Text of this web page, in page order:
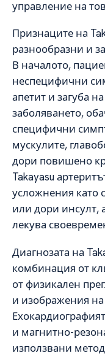
управление на
Признаците на
разнообразни и
В началото,
неспецифични
апетит и загуба
заболяването,
специфични
мускулите,
дори повишено
Takayasu
усложнения като
или дори инсулт,
лекува
Диагнозата на
комбинация от
от физикален
и изображения на
и магнитно-
използвани